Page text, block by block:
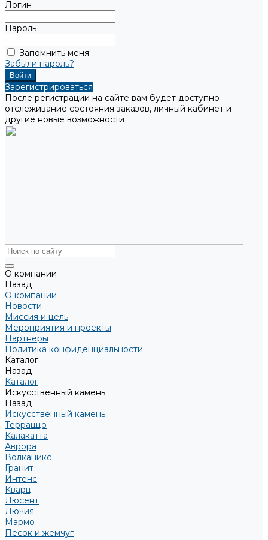
Логин
Пароль
Запомнить меня
Забыли пароль?
Зарегистрироваться
После регистрации на сайте вам будет доступно
отслеживание состояния заказов, личный кабинет и
другие новые возможности
О компании
Назад
О компании
Новости
Миссия и цель
Мероприятия и проекты
Партнёры
Политика конфиденциальности
Каталог
Назад
Каталог
Искусственный камень
Назад
Искусственный камень
Терраццо
Калакатта
Аврора
Волканикс
Гранит
Интенс
Кварц
Люсент
Лючия
Мармо
Песок и жемчуг